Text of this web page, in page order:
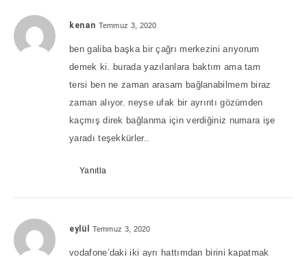
kenan Temmuz 3, 2020
ben galiba başka bir çağrı merkezini arıyorum
demek ki. burada yazılanlara baktım ama tam
tersi ben ne zaman arasam bağlanabilmem biraz
zaman alıyor. neyse ufak bir ayrıntı gözümden
kaçmış direk bağlanma için verdiğiniz numara işe
yaradı teşekkürler..
Yanıtla
eylül Temmuz 3, 2020
vodafone’daki iki ayrı hattımdan birini kapatmak